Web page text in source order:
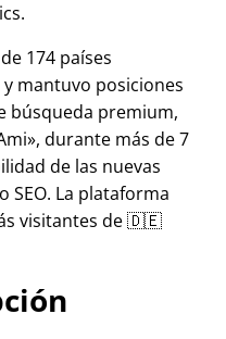
174 países
mantuvo posiciones
búsqueda premium,
, durante más de 7
de las nuevas
La plataforma
visitantes de 🇩🇪